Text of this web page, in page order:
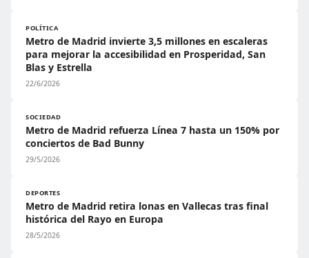
POLÍTICA
Metro de Madrid invierte 3,5 millones en escaleras
para mejorar la accesibilidad en Prosperidad, San
Blas y Estrella
22/6/2026
SOCIEDAD
Metro de Madrid refuerza Línea 7 hasta un 150% por
conciertos de Bad Bunny
29/5/2026
DEPORTES
Metro de Madrid retira lonas en Vallecas tras final
histórica del Rayo en Europa
28/5/2026